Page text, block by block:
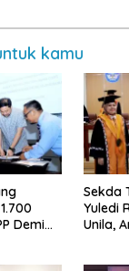
kamu
Demi
Sekda
Yuledi
Unila,